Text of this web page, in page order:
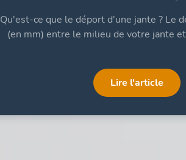
Qu'est-ce que le déport d'une jante ? Le
(en mm) entre le milieu de votre jante
Lire l'article